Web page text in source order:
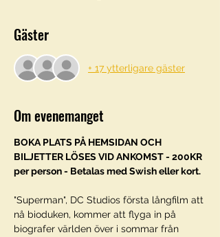
Gäster
+ 17 ytterligare gäster
Om evenemanget
BOKA PLATS PÅ HEMSIDAN OCH
BILJETTER LÖSES VID ANKOMST - 200KR
per person - Betalas med Swish eller kort.
"Superman", DC Studios första långfilm att
nå bioduken, kommer att flyga in på
biografer världen över i sommar från